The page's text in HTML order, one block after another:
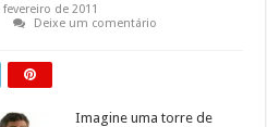
fevereiro de 2011
Deixe um comentário
Imagine uma torre de